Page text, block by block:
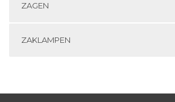
ZAGEN
ZAKLAMPEN